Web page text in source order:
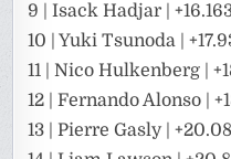
9 | Isack Hadjar |
10 | Yuki Tsunoda |
11 | Nico Hulkenberg |
12 | Fernando Alonso |
13 | Pierre Gasly |